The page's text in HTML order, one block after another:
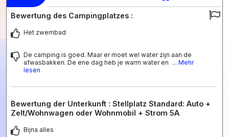
Bewertung des Campingplatzes :
Het zwembad
De camping is goed. Maar er moet wel water zijn aan de
afwasbakken. De ene dag heb je warm water en ... Mehr
lesen
Bewertung der Unterkunft : Stellplatz Standard: Auto +
Zelt/Wohnwagen oder Wohnmobil + Strom 5A
Bijna alles